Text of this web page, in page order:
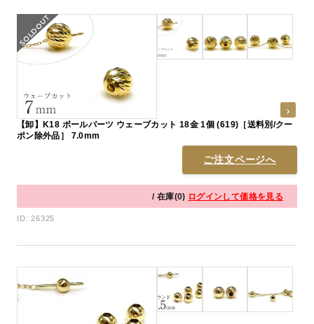
【卸】K18 ボールパーツ ウェーブカット 18金 1個 (619)［送料別/クー
ポン除外品］ 7.0mm
ご注文ページへ
/ 在庫(0) ログインして価格を見る
ID: 26325